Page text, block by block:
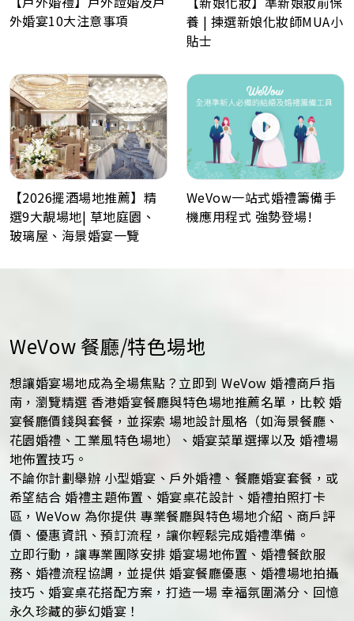
外婚宴10大注意事項
養 | 揀選新娘化妝師MUA小
貼士
【2026擺酒場地推薦】精
選9大靚場地| 草地庭園、
玻璃屋、海景婚宴一覽
WeVow一站式婚禮籌備手
機應用程式 強勢登場!
WeVow 餐廳/特色場地
想讓婚宴場地成為全場焦點？立即到 WeVow 婚禮商戶指
南，瀏覽精選 香港婚宴餐廳與特色場地推薦名單，比較 婚
宴餐廳價錢與套餐，並探索 場地設計風格（如海景餐廳、
花園婚禮、工業風特色場地）、婚宴菜單選擇以及 婚禮場
地佈置技巧。
不論你計劃舉辦 小型婚宴、戶外婚禮、餐廳婚宴套餐，或
希望結合 婚禮主題佈置、婚宴桌花設計、婚禮拍照打卡
區，WeVow 為你提供 專業餐廳與特色場地介紹、商戶評
價、優惠資訊、預訂流程，讓你輕鬆完成婚禮準備。
立即行動，讓專業團隊安排 婚宴場地佈置、婚禮餐飲服
務、婚禮流程協調，並提供 婚宴餐廳優惠、婚禮場地拍攝
技巧、婚宴桌花搭配方案，打造一場 幸福氛圍滿分、回憶
永久珍藏的夢幻婚宴！